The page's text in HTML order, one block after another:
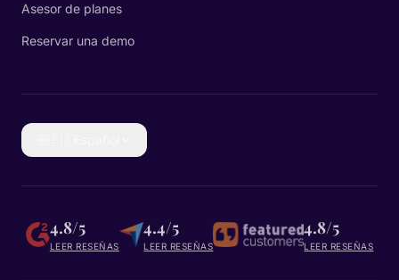
Asesor de planes
Reservar una demo
4.8/5
LEER RESEÑAS
4.4/5
LEER RESEÑAS
4.8/5
LEER RESEÑAS